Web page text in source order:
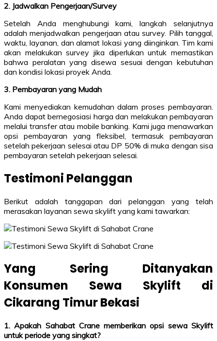
2. Jadwalkan Pengerjaan/Survey
Setelah Anda menghubungi kami, langkah selanjutnya
adalah menjadwalkan pengerjaan atau survey. Pilih tanggal,
waktu, layanan, dan alamat lokasi yang diinginkan. Tim kami
akan melakukan survey jika diperlukan untuk memastikan
bahwa peralatan yang disewa sesuai dengan kebutuhan
dan kondisi lokasi proyek Anda.
3. Pembayaran yang Mudah
Kami menyediakan kemudahan dalam proses pembayaran.
Anda dapat bernegosiasi harga dan melakukan pembayaran
melalui transfer atau mobile banking. Kami juga menawarkan
opsi pembayaran yang fleksibel, termasuk pembayaran
setelah pekerjaan selesai atau DP 50% di muka dengan sisa
pembayaran setelah pekerjaan selesai.
Testimoni Pelanggan
Berikut adalah tanggapan dari pelanggan yang telah
merasakan layanan sewa skylift yang kami tawarkan:
Yang Sering Ditanyakan
Konsumen Sewa Skylift di
Cikarang Timur Bekasi
1. Apakah Sahabat Crane memberikan opsi sewa Skylift
untuk periode yang singkat?